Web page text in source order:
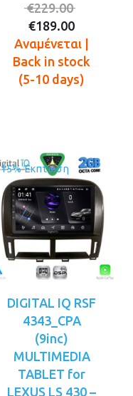
€229.00
was:
€229.00.
€189.00
τιμή
είναι:
Αναμένεται |
Back in stock
(5-10 days)
15% Έκπτωση
DIGITAL IQ RSF
4343_CPA
(9inc)
MULTIMEDIA
TABLET for
LEXUS LS 430 –